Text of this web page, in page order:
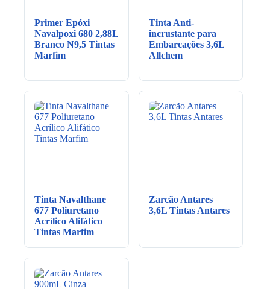
Primer Epóxi
Navalpoxi 680 2,88L
Branco N9,5 Tintas
Marfim
Tinta Anti-
incrustante para
Embarcações 3,6L
Allchem
Tinta Navalthane
677 Poliuretano
Acrílico Alifático
Tintas Marfim
Zarcão Antares
3,6L Tintas Antares